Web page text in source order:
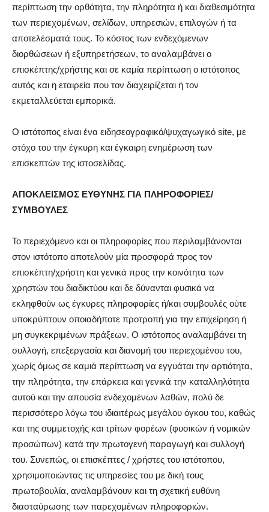
περίπτωση την ορθότητα, την πληρότητα ή και διαθεσιμότητα
των περιεχομένων, σελίδων, υπηρεσιών, επιλογών ή τα
αποτελέσματά τους. Το κόστος των ενδεχόμενων
διορθώσεων ή εξυπηρετήσεων, το αναλαμβάνει ο
επισκέπτης/χρήστης και σε καμία περίπτωση ο ιστότοπος
αυτός και η εταιρεία που τον διαχειρίζεται ή τον
εκμεταλλεύεται εμπορικά.
Ο ιστότοπος είναι ένα ειδησεογραφικό/ψυχαγωγικό site, με
στόχο του την έγκυρη και έγκαιρη ενημέρωση των
επισκεπτών της ιστοσελίδας.
ΑΠΟΚΛΕΙΣΜΟΣ ΕΥΘΥΝΗΣ ΓΙΑ ΠΛΗΡΟΦΟΡΙΕΣ/
ΣΥΜΒΟΥΛΕΣ
Το περιεχόμενο και οι πληροφορίες που περιλαμβάνονται
στον ιστότοπο αποτελούν μία προσφορά προς τον
επισκέπτη/χρήστη και γενικά προς την κοινότητα των
χρηστών του διαδικτύου και δε δύνανται φυσικά να
εκληφθούν ως έγκυρες πληροφορίες ή/και συμβουλές ούτε
υποκρύπτουν οποιαδήποτε προτροπή για την επιχείρηση ή
μη συγκεκριμένων πράξεων. Ο ιστότοπος αναλαμβάνει τη
συλλογή, επεξεργασία και διανομή του περιεχομένου του,
χωρίς όμως σε καμιά περίπτωση να εγγυάται την αρτιότητα,
την πληρότητα, την επάρκεια και γενικά την καταλληλότητα
αυτού και την απουσία ενδεχομένων λαθών, πολύ δε
περισσότερο λόγω του ιδιαιτέρως μεγάλου όγκου του, καθώς
και της συμμετοχής και τρίτων φορέων (φυσικών ή νομικών
προσώπων) κατά την πρωτογενή παραγωγή και συλλογή
του. Συνεπώς, οι επισκέπτες / χρήστες του ιστότοπου,
χρησιμοποιώντας τις υπηρεσίες του με δική τους
πρωτοβουλία, αναλαμβάνουν και τη σχετική ευθύνη
διασταύρωσης των παρεχομένων πληροφοριών.